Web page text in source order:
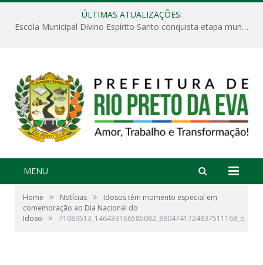
ÚLTIMAS ATUALIZAÇÕES:
Escola Municipal Divino Espírito Santo conquista etapa municipal da V Feira Amazonense de Matemática
MENU
Home » Notícias »
Idosos têm momento especial em
comemoração ao Dia Nacional do
Idoso
» 71089513_146433166585082_8804741724837511168_o